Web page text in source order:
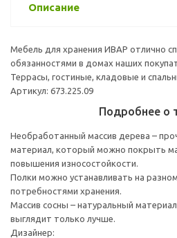
Описание
Мебель для хранения ИВАР отлично
обязанностями в домах наших
Террасы, гостиные, кладовые и
Артикул: 673.225.09
Подробнее о
Необработанный массив дерева –
материал, который можно покрыть
повышения износостойкости.
Полки можно устанавливать на
потребностями хранения.
Массив сосны – натуральный
выглядит только лучше.
Дизайнер: